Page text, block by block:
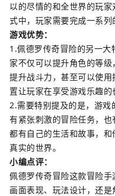
以的尽情的和全世界的玩
式中，玩家需要完成一系列
游戏优势：
1.佩德罗传奇冒险的另一
家不仅可以提升角色的等
提升战斗力，甚至可以使
置让玩家在享受游戏乐趣的
2.需要特别提及的是，游戏
有紧张刺激的冒险任务，
都有自己的生活和故事，
真实的世界。
小编点评：
佩德罗传奇冒险这款冒险
画面表现、玩法设计，还